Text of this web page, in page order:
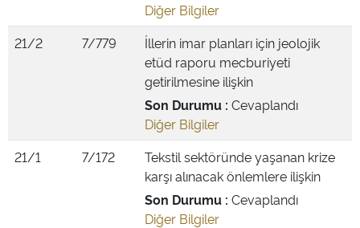
Diğer Bilgiler
21/2
7/779
İllerin imar planları için jeolojik
etüd raporu mecburiyeti
getirilmesine ilişkin
Son Durumu : Cevaplandı
Diğer Bilgiler
21/1
7/172
Tekstil sektöründe yaşanan krize
karşı alınacak önlemlere ilişkin
Son Durumu : Cevaplandı
Diğer Bilgiler